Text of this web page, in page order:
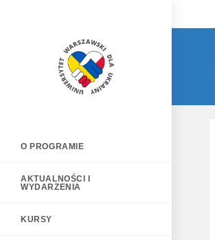
O PROGRAMIE
AKTUALNOŚCI I
WYDARZENIA
KURSY